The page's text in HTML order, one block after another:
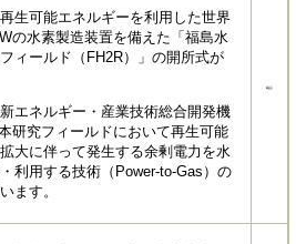
生可能エネルギーを利用した世界
の水素製造装置を備えた「福島水
ィールド（FH2R）」の開所式が
エネルギー・産業技術総合開発機
研究フィールドにおいて再生可能
大に伴って発生する余剰電力を水
利用する技術（Power-to-Gas）の
ます。